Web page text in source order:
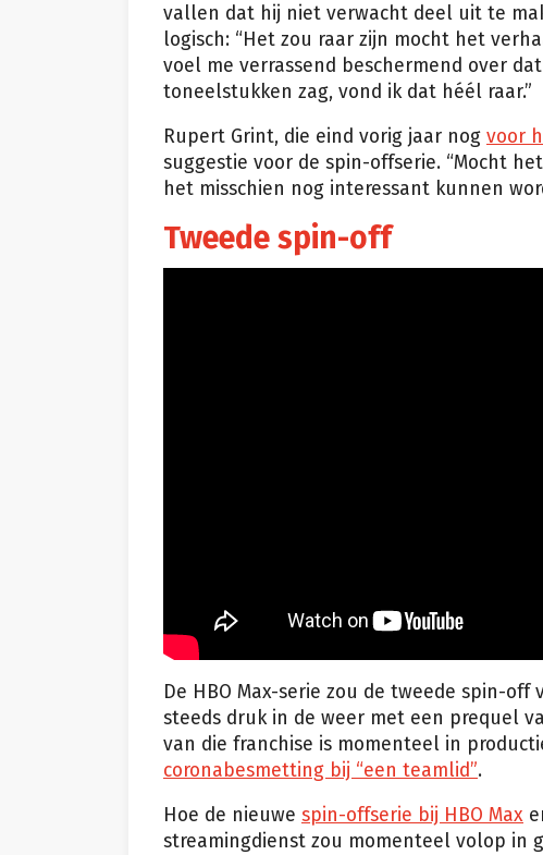
vallen dat hij niet verwacht deel uit te
logisch: “Het zou raar zijn mocht het
voel me verrassend beschermend over
toneelstukken zag, vond ik dat héél raar.”
Rupert Grint, die eind vorig jaar nog voor
suggestie voor de spin-offserie. “Mocht
het misschien nog interessant kunnen
Tweede spin-off
De HBO Max-serie zou de tweede spin-off
steeds druk in de weer met een prequel
van die franchise is momenteel in
coronabesmetting bij “een teamlid”.
Hoe de nieuwe spin-offserie bij HBO Max
streamingdienst zou momenteel volop in